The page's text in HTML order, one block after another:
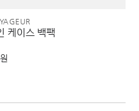
케이스 백팩